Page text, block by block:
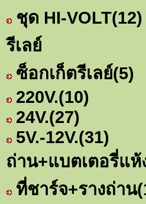
ชุด HI-VOLT(12)
รีเลย์
ซ็อกเก็ตรีเลย์(5)
220V.(10)
24V.(27)
5V.-12V.(31)
ถ่าน+แบตเตอรี่แห้
ที่ชาร์จ+รางถ่าน